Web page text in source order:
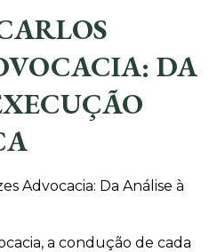
DA
Advocacia: Da Análise à
a condução de cada